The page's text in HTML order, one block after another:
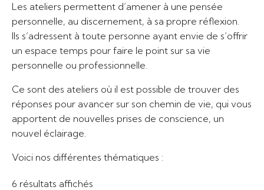
Les ateliers permettent d’amener à une pensée
personnelle, au discernement, à sa propre réflexion.
Ils s’adressent à toute personne ayant envie de s’offrir
un espace temps pour faire le point sur sa vie
personnelle ou professionnelle.
Ce sont des ateliers où il est possible de trouver des
réponses pour avancer sur son chemin de vie, qui vous
apportent de nouvelles prises de conscience, un
nouvel éclairage.
Voici nos différentes thématiques :
6 résultats affichés